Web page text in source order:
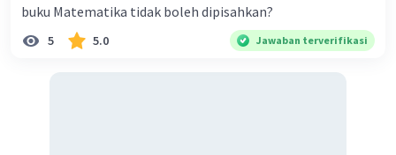
buku Matematika tidak boleh dipisahkan?
5 5.0 Jawaban terverifikasi